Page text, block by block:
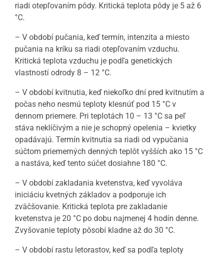
riadi otepľovaním pôdy. Kritická teplota pôdy je 5 až 6
°C.
– V období pučania, keď termín, intenzita a miesto
pučania na kríku sa riadi otepľovaním vzduchu.
Kritická teplota vzduchu je podľa genetických
vlastností odrody 8 – 12 °C.
– V období kvitnutia, keď niekoľko dní pred kvitnutím a
počas neho nesmú teploty klesnúť pod 15 °C v
dennom priemere. Pri teplotách 10 – 13 °C sa peľ
stáva neklíčivým a nie je schopný opelenia – kvietky
opadávajú. Termín kvitnutia sa riadi od vypučania
súčtom priemerných denných teplôt vyšších ako 15 °C
a nastáva, keď tento súčet dosiahne 180 °C.
– V období zakladania kvetenstva, keď vyvoláva
iniciáciu kvetných základov a podporuje ich
zväčšovanie. Kritická teplota pre zakladanie
kvetenstva je 20 °C po dobu najmenej 4 hodín denne.
Zvyšovanie teploty pôsobí kladne až do 30 °C.
– V období rastu letorastov, keď sa podľa teploty